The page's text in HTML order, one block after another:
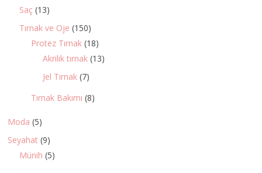
Saç (13)
Tırnak ve Oje (150)
Protez Tırnak (18)
Akrilik tırnak (13)
Jel Tırnak (7)
Tırnak Bakımı (8)
Moda (5)
Seyahat (9)
Münih (5)